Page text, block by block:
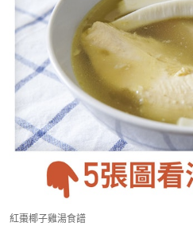
紅棗椰子雞湯食譜